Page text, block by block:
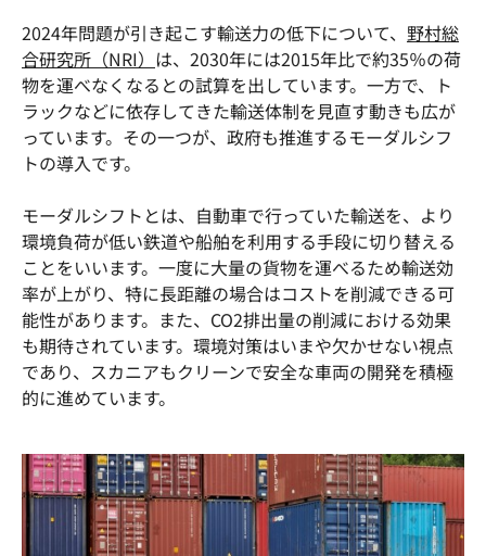
2024年問題が引き起こす輸送力の低下について、 野村総
合研究所（NRI） は、2030年には2015年比で約35％の荷
物を運べなくなるとの試算を出しています。一方で、ト
ラックなどに依存してきた輸送体制を見直す動きも広が
っています。その一つが、政府も推進するモーダルシフ
トの導入です。
モーダルシフトとは、自動車で行っていた輸送を、より
環境負荷が低い鉄道や船舶を利用する手段に切り替える
ことをいいます。一度に大量の貨物を運べるため輸送効
率が上がり、特に長距離の場合はコストを削減できる可
能性があります。また、CO2排出量の削減における効果
も期待されています。環境対策はいまや欠かせない視点
であり、スカニアもクリーンで安全な車両の開発を積極
的に進めています。